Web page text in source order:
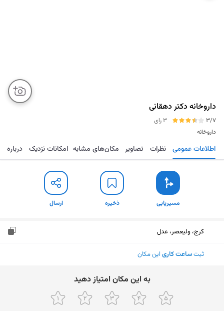
داروخانه دکتر دهقانی
3/7
3 رای
داروخانه
مسیریابی ذخیره ارسال اطلاعات عمومی نظرات تصاویر مکان‌های مشابه امکانات نزدیک درباره
مسیریابی ذخیره ارسال
کرج، ولیعصر، عدل
ثبتساعت کاری این مکان
ﺑﻪ اﯾﻦ ﻣﮑﺎن اﻣﺘﯿﺎز دﻫﯿﺪ